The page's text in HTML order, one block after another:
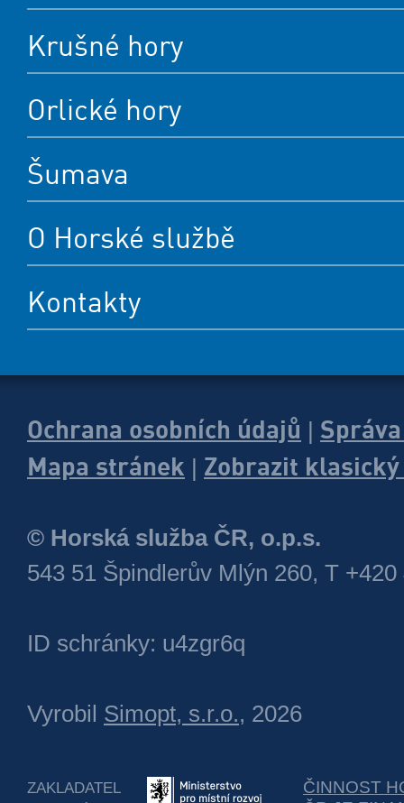
Krušné hory
Orlické hory
Šumava
O Horské službě
Kontakty
Ochrana osobních údajů
Mapa stránek
Zobrazit
© Horská služba ČR, o.p.s.
543 51 Špindlerův Mlýn 260, T +420
ID schránky: u4zgr6q
Vyrobil Simopt, s.r.o., 2026
ZAKLADATEL
ČINNOST